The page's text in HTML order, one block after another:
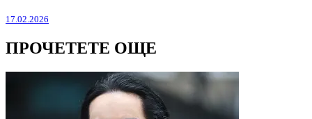
17.02.2026
ПРОЧЕТЕТЕ ОЩЕ